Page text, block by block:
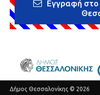
Εγγραφή
Δήμος Θεσσαλονίκης © 2026